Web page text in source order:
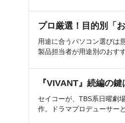
プロ厳選！目的別「
用途に合うパソコン選びは
製品担当者が用途別のおす
『VIVANT』続編の
セイコーが、TBS系日曜劇
作。ドラマプロデューサー